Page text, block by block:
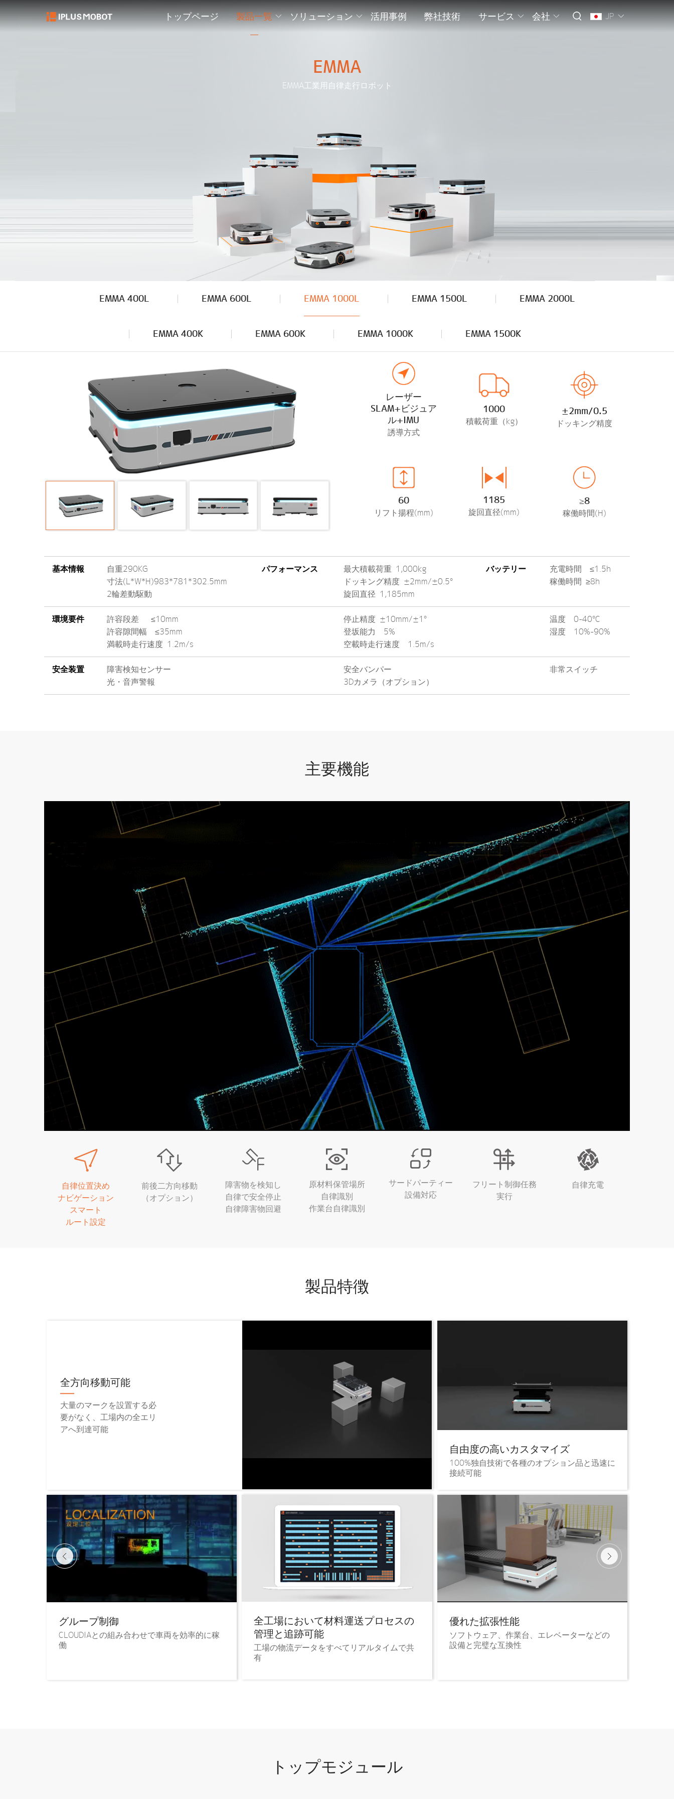
トップページ 製品一覧 ソリューション 活用事例 弊社技術 サービス 会社 JP
EMMA
EMMA工業用自律走行ロボット
EMMA 400L EMMA 600L EMMA 1000L EMMA 1500L EMMA 2000L
EMMA 400K EMMA 600K EMMA 1000K EMMA 1500K
レーザー
SLAM+ビジュア
ル+IMU
誘導方式
1000
積載荷重（kg）
±2mm/0.5
ドッキング精度
60
リフト揚程(mm)
1185
旋回直径(mm)
≥8
稼働時間(H)
基本情報
自重290KG
寸法(L*W*H)983*781*302.5mm
2輪差動駆動
パフォーマンス
最大積載荷重 1,000kg
ドッキング精度 ±2mm/±0.5°
旋回直径 1,185mm
バッテリー
充電時間 ≤1.5h
稼働時間 ≥8h
環境要件
許容段差 ≤10mm
許容隙間幅 ≤35mm
満載時走行速度 1.2m/s
停止精度 ±10mm/±1°
登坂能力 5%
空載時走行速度 1.5m/s
温度 0-40°C
湿度 10%-90%
安全装置
障害検知センサー
光・音声警報
安全バンパー
3Dカメラ（オプション）
非常スイッチ
主要機能
自律位置決め
ナビゲーション
スマート
ルート設定
前後二方向移動
（オプション）
障害物を検知し
自律で安全停止
自律障害物回避
原材料保管場所
自律識別
作業台自律識別
サードパーティー
設備対応
フリート制御任務
実行
自律充電
製品特徴
全方向移動可能
大量のマークを設置する必
要がなく、工場内の全エリ
アへ到達可能
自由度の高いカスタマイズ
100%独自技術で各種のオプション品と迅速に
接続可能
グループ制御
CLOUDIAとの組み合わせで車両を効率的に稼
働
全工場において材料運送プロセスの
管理と追跡可能
工場の物流データをすべてリアルタイムで共
有
優れた拡張性能
ソフトウェア、作業台、エレベーターなどの
設備と完璧な互換性
トップモジュール